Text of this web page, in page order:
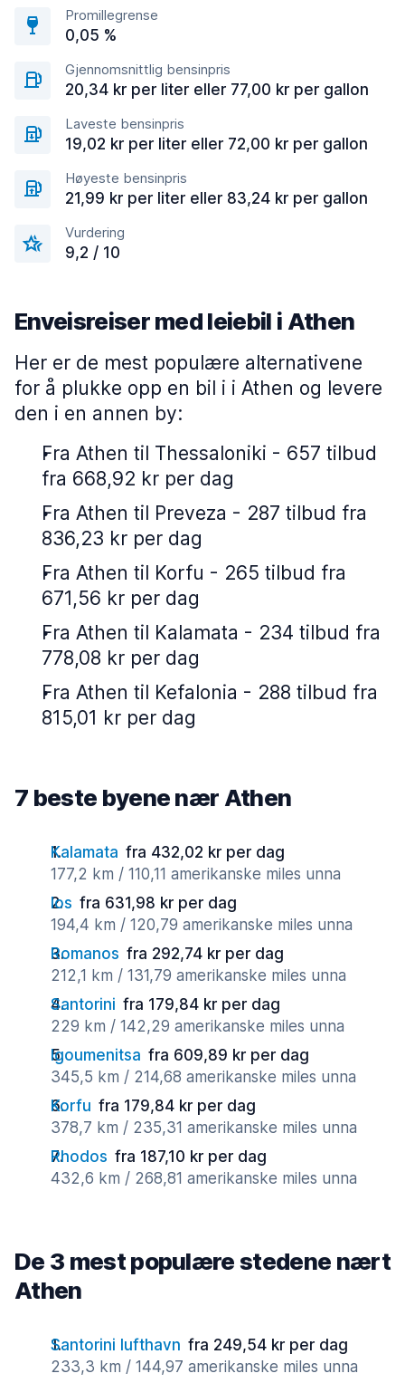
Promillegrense
0,05 %
Gjennomsnittlig bensinpris
20,34 kr per liter eller 77,00 kr per gallon
Laveste bensinpris
19,02 kr per liter eller 72,00 kr per gallon
Høyeste bensinpris
21,99 kr per liter eller 83,24 kr per gallon
Vurdering
9,2 / 10
Enveisreiser med leiebil i Athen
Her er de mest populære alternativene
for å plukke opp en bil i i Athen og levere
den i en annen by:
Fra Athen til Thessaloniki - 657 tilbud
fra 668,92 kr per dag
Fra Athen til Preveza - 287 tilbud fra
836,23 kr per dag
Fra Athen til Korfu - 265 tilbud fra
671,56 kr per dag
Fra Athen til Kalamata - 234 tilbud fra
778,08 kr per dag
Fra Athen til Kefalonia - 288 tilbud fra
815,01 kr per dag
7 beste byene nær Athen
Kalamata fra 432,02 kr per dag
177,2 km / 110,11 amerikanske miles unna
Ios fra 631,98 kr per dag
194,4 km / 120,79 amerikanske miles unna
Romanos fra 292,74 kr per dag
212,1 km / 131,79 amerikanske miles unna
Santorini fra 179,84 kr per dag
229 km / 142,29 amerikanske miles unna
Igoumenitsa fra 609,89 kr per dag
345,5 km / 214,68 amerikanske miles unna
Korfu fra 179,84 kr per dag
378,7 km / 235,31 amerikanske miles unna
Rhodos fra 187,10 kr per dag
432,6 km / 268,81 amerikanske miles unna
De 3 mest populære stedene nært
Athen
Santorini lufthavn fra 249,54 kr per dag
233,3 km / 144,97 amerikanske miles unna